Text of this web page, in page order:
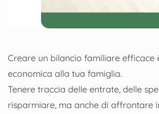
Creare un bilancio familiare
economica alla tua famiglia.
Tenere traccia delle entrate, delle
risparmiare, ma anche di affrontare